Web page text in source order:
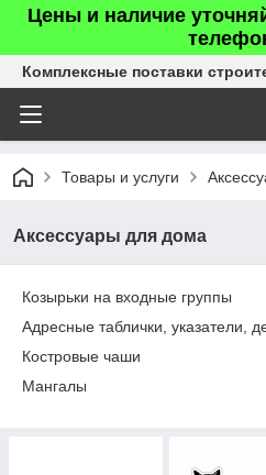
Цены и наличие
Комплексные поставки
Товары и услуги
Аксессуары для дома
Козырьки на входные группы
Адресные таблички, указатели,
Костровые чаши
Мангалы